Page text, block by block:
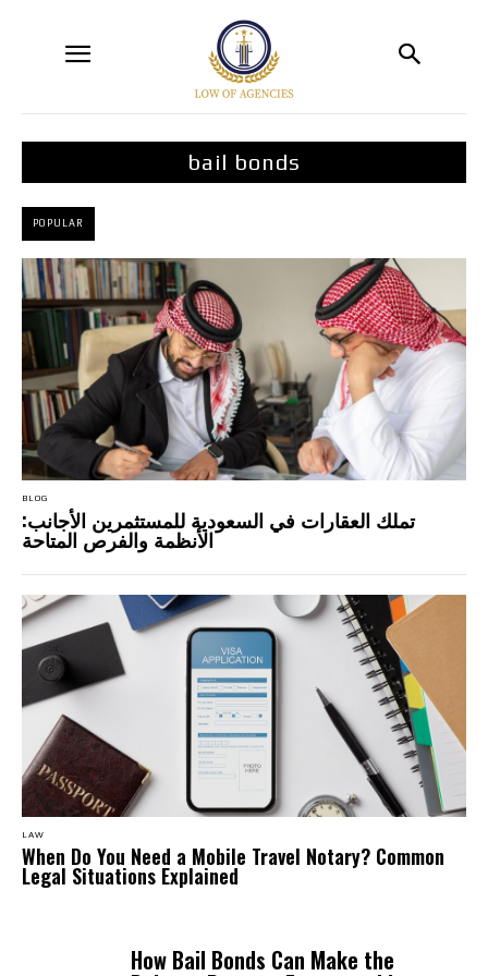
bail bonds
POPULAR
BLOG
تملك العقارات في السعودية للمستثمرين الأجانب:
الأنظمة والفرص المتاحة
LAW
When Do You Need a Mobile Travel Notary? Common
Legal Situations Explained
How Bail Bonds Can Make the